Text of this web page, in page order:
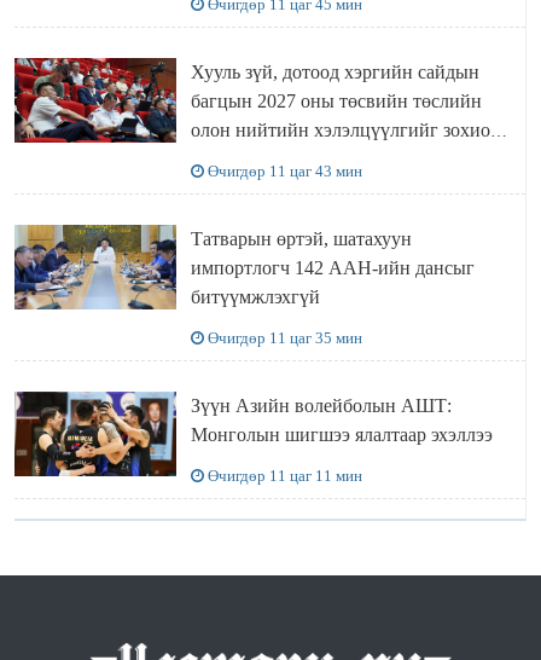
Өчигдөр 11 цаг 45 мин
Хууль зүй, дотоод хэргийн сайдын
багцын 2027 оны төсвийн төслийн
олон нийтийн хэлэлцүүлгийг зохион
Өчигдөр 11 цаг 43 мин
Татварын өртэй, шатахуун
импортлогч 142 ААН-ийн дансыг
битүүмжлэхгүй
Өчигдөр 11 цаг 35 мин
Зүүн Азийн волейболын АШТ:
Монголын шигшээ ялалтаар эхэллээ
Өчигдөр 11 цаг 11 мин